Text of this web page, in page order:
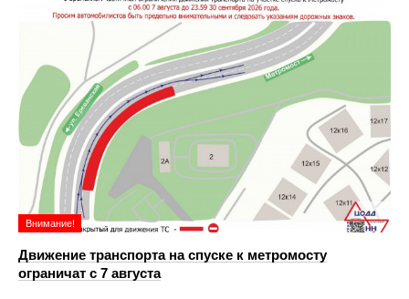
Внимание!
Движение транспорта на спуске к метромосту
ограничат с 7 августа